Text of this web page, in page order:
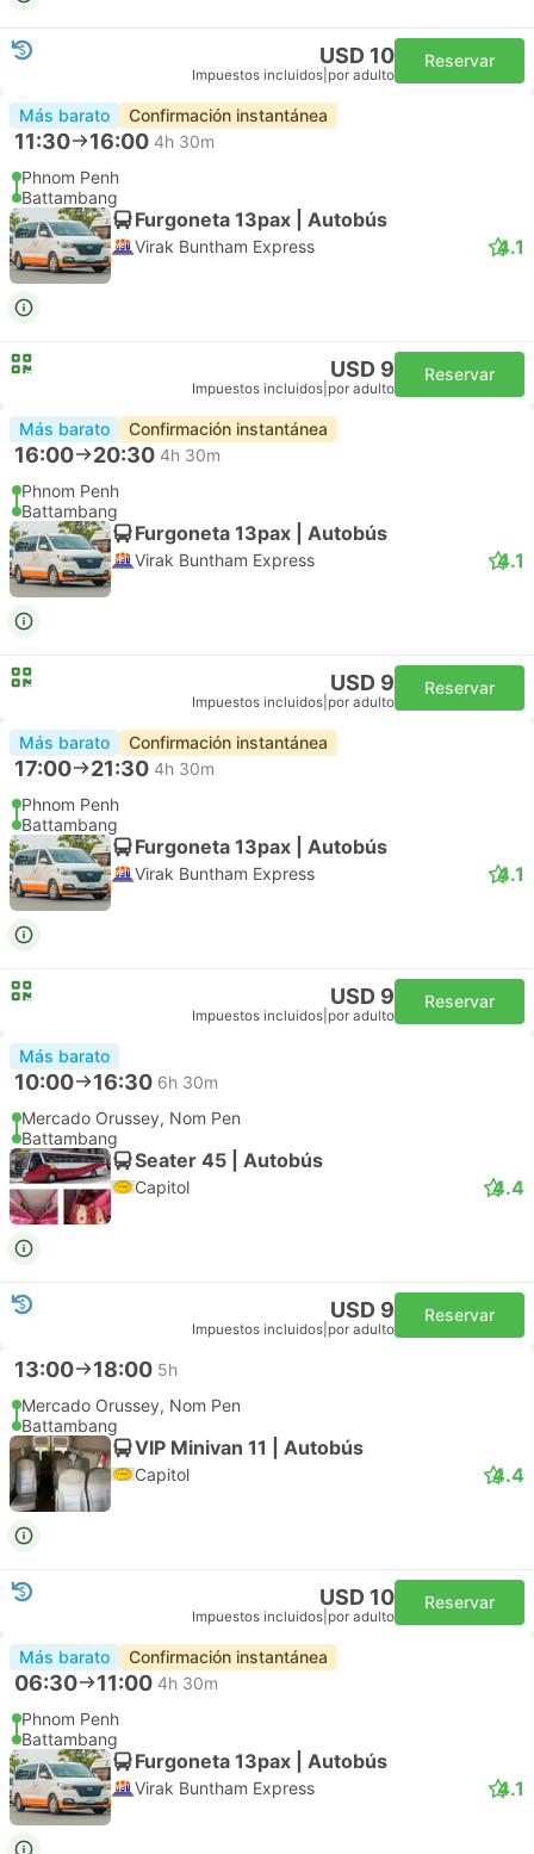
USD 10
Impuestos incluidos por adulto
Reservar
Más barato Confirmación instantánea
11:30 16:00 4h 30m
Phnom Penh
Battambang
Furgoneta 13pax | Autobús
Virak Buntham Express 4.1
USD 9
Impuestos incluidos por adulto
Reservar
Más barato Confirmación instantánea
16:00 20:30 4h 30m
Phnom Penh
Battambang
Furgoneta 13pax | Autobús
Virak Buntham Express 4.1
USD 9
Impuestos incluidos por adulto
Reservar
Más barato Confirmación instantánea
17:00 21:30 4h 30m
Phnom Penh
Battambang
Furgoneta 13pax | Autobús
Virak Buntham Express 4.1
USD 9
Impuestos incluidos por adulto
Reservar
Más barato
10:00 16:30 6h 30m
Mercado Orussey, Nom Pen
Battambang
Seater 45 | Autobús
Capitol 4.4
USD 9
Impuestos incluidos por adulto
Reservar
13:00 18:00 5h
Mercado Orussey, Nom Pen
Battambang
VIP Minivan 11 | Autobús
Capitol 4.4
USD 10
Impuestos incluidos por adulto
Reservar
Más barato Confirmación instantánea
06:30 11:00 4h 30m
Phnom Penh
Battambang
Furgoneta 13pax | Autobús
Virak Buntham Express 4.1